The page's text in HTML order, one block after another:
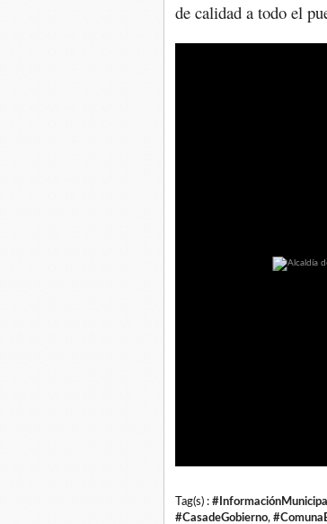
de calidad a todo el
Tag(s) : #InformaciónMunicipal
#CasadeGobierno,